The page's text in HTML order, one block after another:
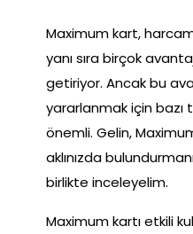
Maximum kart,
yanı sıra birçok
getiriyor. Ancak bu
yararlanmak için bazı
önemli. Gelin,
aklınızda
birlikte inceleyelim.
Maximum kartı etkili